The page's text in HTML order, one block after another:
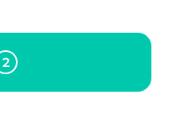
industriområder til
elegante
arkitektoniske
2